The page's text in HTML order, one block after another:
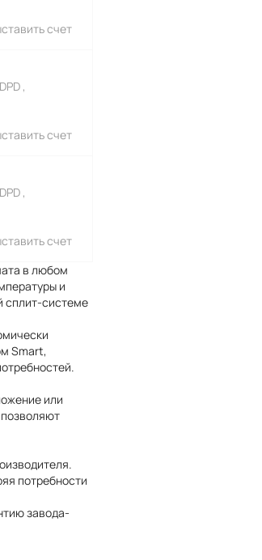
счет
,
счет
,
счет
в любом
и
сплит-системе
Smart,
или
потребности
завода-